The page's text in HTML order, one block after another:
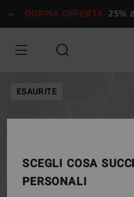
alle
prodotto
DOPPIA OFFERTA 25% di
ESAURITE
SCEGLI COSA
PERSONALI